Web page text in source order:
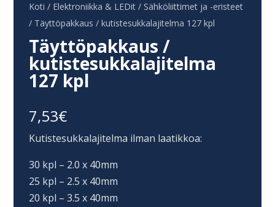
Koti / Elektroniikka & LEDit / Sähköliittimet ja -eristeet
/ Täyttöpakkaus / kutistesukkalajitelma 127 kpl
Täyttöpakkaus /
kutistesukkalajitelma
127 kpl
7,53€
Kutistesukkalajitelma ilman laatikkoa:
30 kpl – 2.0 x 40mm
25 kpl – 2.5 x 40mm
20 kpl – 3.5 x 40mm